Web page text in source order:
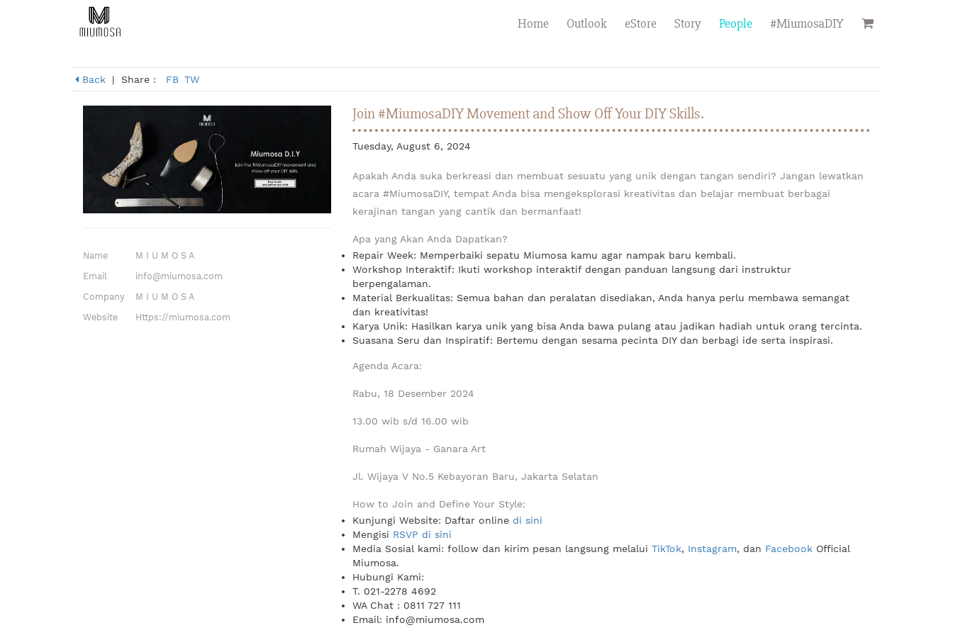
Home Outlook eStore Story People #MiumosaDIY
Back | Share : FB TW
Name
M I U M O S A
Email
info@miumosa.com
Company
M I U M O S A
Website
Https://miumosa.com
Join #MiumosaDIY Movement and Show Off Your DIY Skills.
Tuesday, August 6, 2024
Apakah Anda suka berkreasi dan membuat sesuatu yang unik dengan tangan sendiri? Jangan lewatkan
acara #MiumosaDIY, tempat Anda bisa mengeksplorasi kreativitas dan belajar membuat berbagai
kerajinan tangan yang cantik dan bermanfaat!
Apa yang Akan Anda Dapatkan?
Repair Week: Memperbaiki sepatu Miumosa kamu agar nampak baru kembali.
Workshop Interaktif: Ikuti workshop interaktif dengan panduan langsung dari instruktur
berpengalaman.
Material Berkualitas: Semua bahan dan peralatan disediakan, Anda hanya perlu membawa semangat
dan kreativitas!
Karya Unik: Hasilkan karya unik yang bisa Anda bawa pulang atau jadikan hadiah untuk orang tercinta.
Suasana Seru dan Inspiratif: Bertemu dengan sesama pecinta DIY dan berbagi ide serta inspirasi.
Agenda Acara:
Rabu, 18 Desember 2024
13.00 wib s/d 16.00 wib
Rumah Wijaya - Ganara Art
Jl. Wijaya V No.5 Kebayoran Baru, Jakarta Selatan
How to Join and Define Your Style:
Kunjungi Website: Daftar online di sini
Mengisi RSVP di sini
Media Sosial kami: follow dan kirim pesan langsung melalui TikTok, Instagram, dan Facebook Official
Miumosa.
Hubungi Kami:
T. 021-2278 4692
WA Chat : 0811 727 111
Email: info@miumosa.com